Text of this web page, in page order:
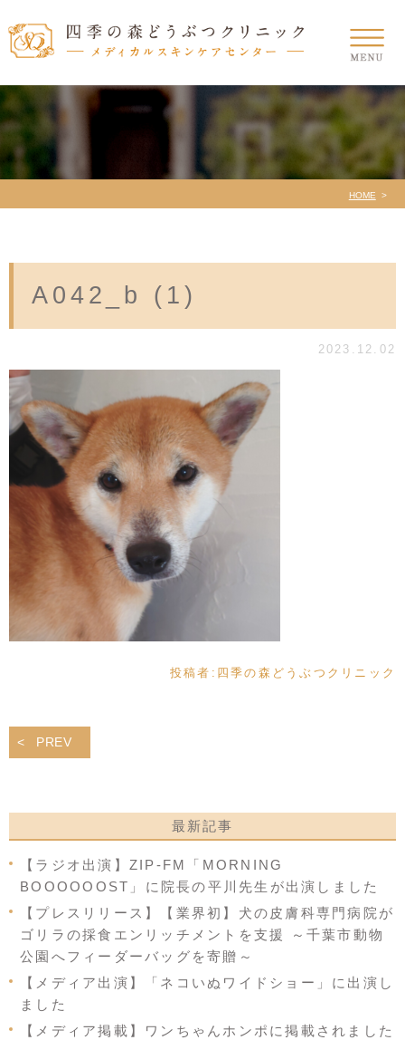
HOME
A042_b (1)
2023.12.02
投稿者: 四季の森どうぶつクリニック
PREV
最新記事
【ラジオ出演】ZIP-FM「MORNING
BOOOOOOST」に院長の平川先生が出演しました
【プレスリリース】【業界初】犬の皮膚科専門病院が
ゴリラの採食エンリッチメントを支援 ～千葉市動物
公園へフィーダーバッグを寄贈～
【メディア出演】「ネコいぬワイドショー」に出演し
ました
【メディア掲載】ワンちゃんホンポに掲載されました